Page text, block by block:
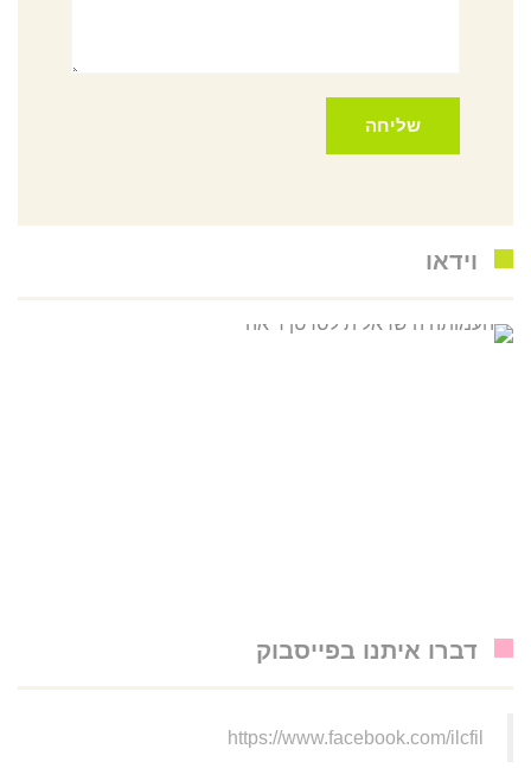
וידאו
דברו איתנו בפייסבוק
https://www.facebook.com/ilcfil